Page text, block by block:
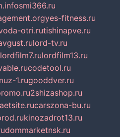
smi366.ru
yes-fitness.ru
otri.rutishinapve.ru
lord-tv.ru
lordfilm7.rulordfilm13.ru
codetool.ru
1.rugooddver.ru
2shizashop.ru
carszona-bu.ru
kinozadrot13.ru
dommarketnsk.ru